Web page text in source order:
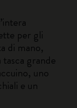
per gli
di mano,
grande
uno
e un